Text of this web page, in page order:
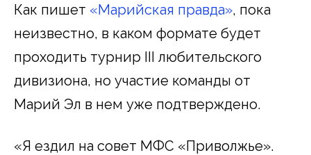
Как пишет «Марийская правда», пока
неизвестно, в каком формате будет
проходить турнир III любительского
дивизиона, но участие команды от
Марий Эл в нем уже подтверждено.
«Я ездил на совет МФС «Приволжье».